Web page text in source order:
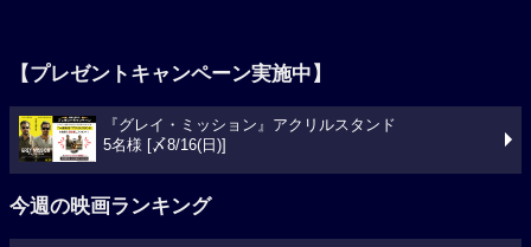
【プレゼントキャンペーン実施中】
『グレイ・ミッション』アクリルスタンド
5名様 [〆8/16(日)]
今週の映画ランキング